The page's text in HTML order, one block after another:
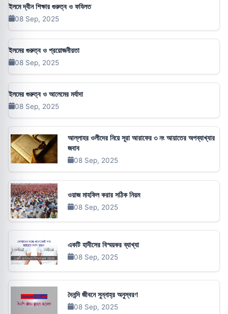
ইলমে দ্বীন শিক্ষার গুরুত্ব ও ফযিলত
08 Sep, 2025
ইলমের গুরুত্ব ও প্রয়োজনীয়তা
08 Sep, 2025
ইলমের গুরুত্ব ও আলেমের মর্যাদা
08 Sep, 2025
আল্লাহর ওলীদের নিয়ে সূরা আরাফের ৩ নং আয়াতের অপব্যাখ্যার
জবাব
08 Sep, 2025
ওয়াজ মাহফিল করার সঠিক নিয়ম
08 Sep, 2025
একটি হাদীসের বিস্ময়কর ব্যাখ্যা
08 Sep, 2025
দৈনন্দি জীবনে সুন্নাহ্‌র অনুস্বরণ
08 Sep, 2025